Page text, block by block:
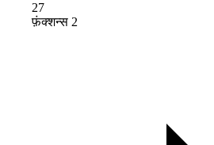
27
फ़ंक्शन्स 2